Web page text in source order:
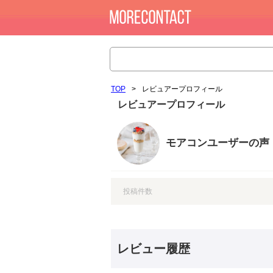
TOP > レビュアープロフィール
レビュアープロフィール
モアコンユーザーの声
投稿件数
レビュー履歴